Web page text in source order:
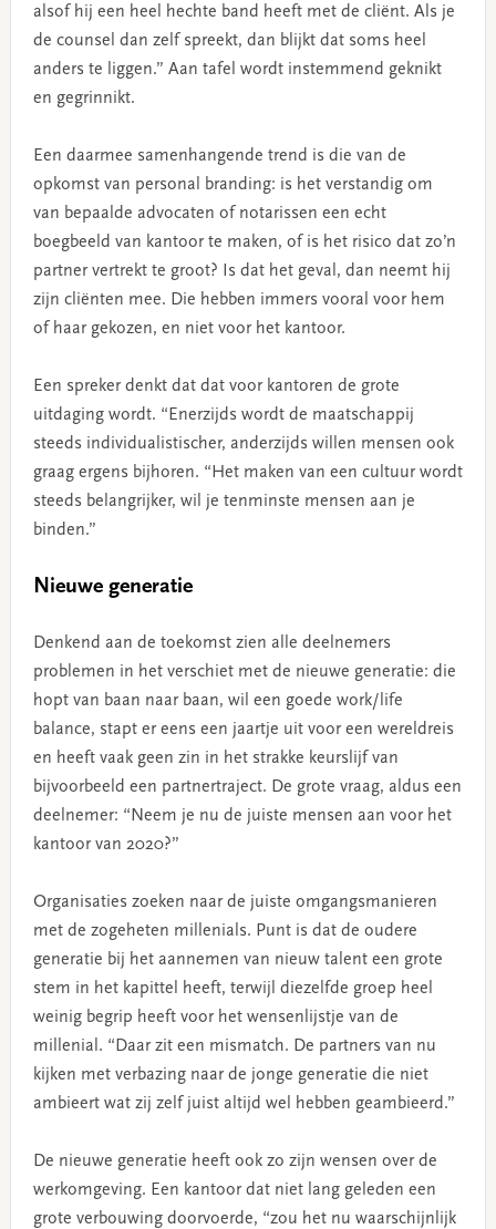
alsof hij een heel hechte band heeft met de cliënt. Als je
de counsel dan zelf spreekt, dan blijkt dat soms heel
anders te liggen.” Aan tafel wordt instemmend geknikt
en gegrinnikt.
Een daarmee samenhangende trend is die van de
opkomst van personal branding: is het verstandig om
van bepaalde advocaten of notarissen een echt
boegbeeld van kantoor te maken, of is het risico dat zo’n
partner vertrekt te groot? Is dat het geval, dan neemt hij
zijn cliënten mee. Die hebben immers vooral voor hem
of haar gekozen, en niet voor het kantoor.
Een spreker denkt dat dat voor kantoren de grote
uitdaging wordt. “Enerzijds wordt de maatschappij
steeds individualistischer, anderzijds willen mensen ook
graag ergens bijhoren. “Het maken van een cultuur wordt
steeds belangrijker, wil je tenminste mensen aan je
binden.”
Nieuwe generatie
Denkend aan de toekomst zien alle deelnemers
problemen in het verschiet met de nieuwe generatie: die
hopt van baan naar baan, wil een goede work/life
balance, stapt er eens een jaartje uit voor een wereldreis
en heeft vaak geen zin in het strakke keurslijf van
bijvoorbeeld een partnertraject. De grote vraag, aldus een
deelnemer: “Neem je nu de juiste mensen aan voor het
kantoor van 2020?”
Organisaties zoeken naar de juiste omgangsmanieren
met de zogeheten millenials. Punt is dat de oudere
generatie bij het aannemen van nieuw talent een grote
stem in het kapittel heeft, terwijl diezelfde groep heel
weinig begrip heeft voor het wensenlijstje van de
millenial. “Daar zit een mismatch. De partners van nu
kijken met verbazing naar de jonge generatie die niet
ambieert wat zij zelf juist altijd wel hebben geambieerd.”
De nieuwe generatie heeft ook zo zijn wensen over de
werkomgeving. Een kantoor dat niet lang geleden een
grote verbouwing doorvoerde, “zou het nu waarschijnlijk